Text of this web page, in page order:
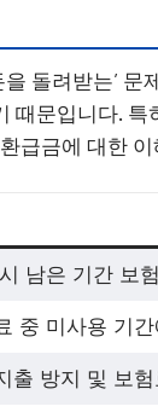
돌려받는’
때문입니다.
급금에 대한
남은 기간 보
중 미사용 기
출 방지 및 보